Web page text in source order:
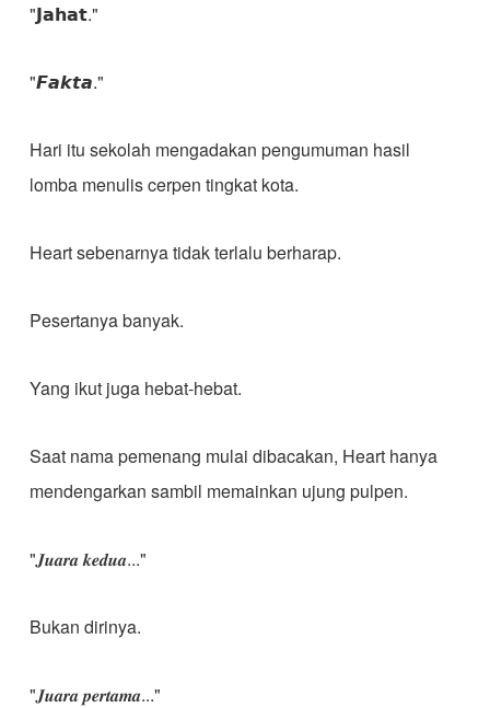
"𝗝𝗮𝗵𝗮𝘁."
"𝙁𝙖𝙠𝙩𝙖."
Hari itu sekolah mengadakan pengumuman hasil
lomba menulis cerpen tingkat kota.
Heart sebenarnya tidak terlalu berharap.
Pesertanya banyak.
Yang ikut juga hebat-hebat.
Saat nama pemenang mulai dibacakan, Heart hanya
mendengarkan sambil memainkan ujung pulpen.
"𝑱𝒖𝒂𝒓𝒂 𝒌𝒆𝒅𝒖𝒂..."
Bukan dirinya.
"𝑱𝒖𝒂𝒓𝒂 𝒑𝒆𝒓𝒕𝒂𝒎𝒂..."